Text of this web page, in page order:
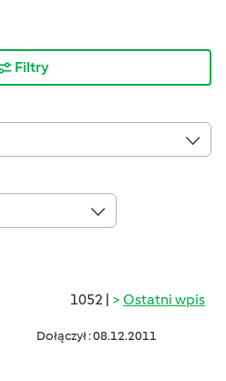
Filtry
1052 | Ostatni wpis
Dołączył : 08.12.2011